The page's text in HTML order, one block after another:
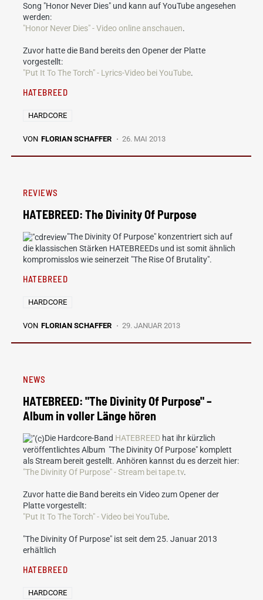
Song "Honor Never Dies" und kann auf YouTube angesehen
werden:
"Honor Never Dies" - Video online anschauen.
Zuvor hatte die Band bereits den Opener der Platte
vorgestellt:
"Put It To The Torch" - Lyrics-Video bei YouTube.
HATEBREED
HARDCORE
VON FLORIAN SCHAFFER 26. MAI 2013
REVIEWS
HATEBREED: The Divinity Of Purpose
"The Divinity Of Purpose" konzentriert sich auf
die klassischen Stärken HATEBREEDs und ist somit ähnlich
kompromisslos wie seinerzeit "The Rise Of Brutality".
HATEBREED
HARDCORE
VON FLORIAN SCHAFFER 29. JANUAR 2013
NEWS
HATEBREED: "The Divinity Of Purpose" –
Album in voller Länge hören
Die Hardcore-Band HATEBREED hat ihr kürzlich
veröffentlichtes Album "The Divinity Of Purpose" komplett
als Stream bereit gestellt. Anhören kannst du es derzeit hier:
"The Divinity Of Purpose" - Stream bei tape.tv.
Zuvor hatte die Band bereits ein Video zum Opener der
Platte vorgestellt:
"Put It To The Torch" - Video bei YouTube.
"The Divinity Of Purpose" ist seit dem 25. Januar 2013
erhältlich
HATEBREED
HARDCORE